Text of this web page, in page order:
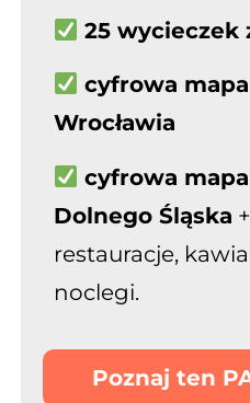
25 wycieczek
cyfrowa mapa
Wrocławia
cyfrowa
Dolnego Śląska
restauracje,
noclegi.
Poznaj ten